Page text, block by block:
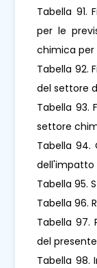
Tabella 91.
per le
chimica per
Tabella 92.
del settore
Tabella 93.
settore
Tabella 94.
dell'impatto
Tabella 95.
Tabella 96.
Tabella 97.
del
Tabella 98.